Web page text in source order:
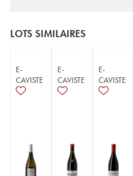
LOTS SIMILAIRES
E-
CAVISTE
E-
CAVISTE
E-
CAVISTE